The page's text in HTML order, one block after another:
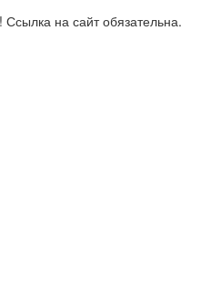
на сайт обязательна.